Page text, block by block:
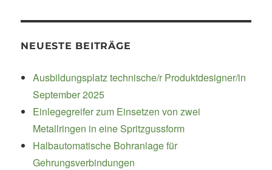
NEUESTE BEITRÄGE
Ausbildungsplatz technische/r Produktdesigner/in
September 2025
Einlegegreifer zum Einsetzen von zwei
Metallringen in eine Spritzgussform
Halbautomatische Bohranlage für
Gehrungsverbindungen